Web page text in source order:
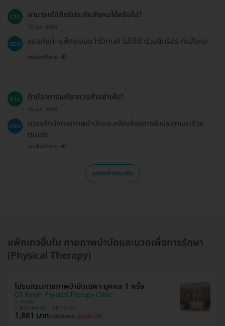
ถาม สามารถใช้สิทธิประกันสังคมได้หรือไม่?
19 ธ.ค. 2024
ตอบ ขออภัยค่ะ แพ็กเกจบน HDmall ไม่ได้เข้าร่วมสิทธิประกันสังคม
ตอบโดยทีมงาน HD
ถาม ถ้ามีอาการแพ้ยาควรทำอย่างไร?
19 ธ.ค. 2024
ตอบ
ควรแจ้งนักกายภาพบำบัดและหลีกเลี่ยงการรับประทานยาด้วย
ตนเอง
ตอบโดยทีมงาน HD
แสดงคำถามเพิ่ม
แพ็กเกจอื่นใน กายภาพบำบัดและนวดเพื่อการรักษา
(Physical Therapy)
โปรแกรมกายภาพบำบัดเฉพาะบุคคล 1 ครั้ง
OT Room Physical Therapy Clinic
ปทุมวัน
BTS เพลินจิต , MRT ลุมพินี
1,881 บาท2,000 บาท ประหยัด 6%